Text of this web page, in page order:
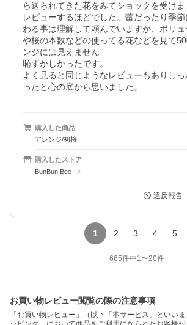
ら送られてきた花をみてショックを受け
レビューするほどでした。蕾だったり季
わる事は理解して頼んでいますが、ボリ
や桜の本数などの使ってる花などを見て
ンジには見えません
恥ずかしかったです。
よく見ると同じようなレビューもありし
ったと心の底から思いました。
購入した商品
アレンジ/初桜
購入したストア
BunBun!Bee
違反報告
1 2 3 4 5
665件中1〜20件
お買い物レビュー閲覧の際の注意事項
「お買い物レビュー」（以下「本サービス」といい